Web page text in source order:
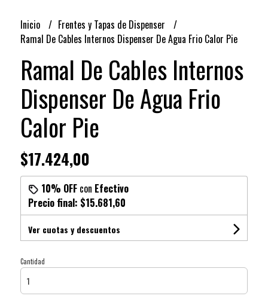
Inicio
Frentes y Tapas de Dispenser
Ramal De Cables Internos Dispenser De Agua Frio Calor Pie
Ramal De Cables Internos
Dispenser De Agua Frio
Calor Pie
$17.424,00
10% OFFcon Efectivo
Precio final: $15.681,60
Ver cuotas y descuentos
Cantidad